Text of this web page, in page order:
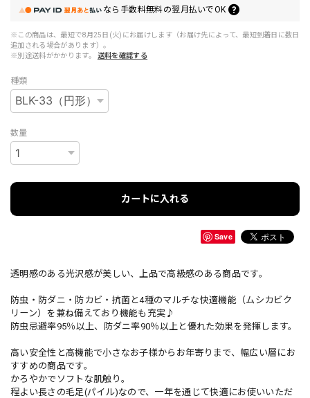
なら 手数料無料の翌月払いでOK
※この商品は、最短で8月25日(火)にお届けします（お届け先によって、最短到着日に数日
追加される場合があります）。
※別途送料がかかります。
送料を確認する
種類
数量
カートに入れる
Save
透明感のある光沢感が美しい、上品で高級感のある商品です。
防虫・防ダニ・防カビ・抗菌と4種のマルチな快適機能（ムシカビク
リーン）を兼ね備えており機能も充実♪
防虫忌避率95％以上、防ダニ率90％以上と優れた効果を発揮します。
高い安全性と高機能で小さなお子様からお年寄りまで、幅広い層にお
すすめの商品です。
かろやかでソフトな肌触り。
程よい長さの毛足(パイル)なので、一年を通じて快適にお使いいただ